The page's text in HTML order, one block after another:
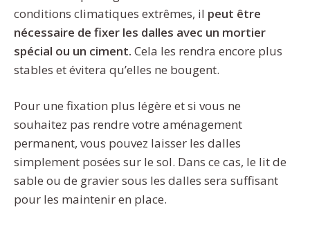
conditions climatiques extrêmes, il peut être
nécessaire de fixer les dalles avec un mortier
spécial ou un ciment. Cela les rendra encore plus
stables et évitera qu’elles ne bougent.
Pour une fixation plus légère et si vous ne
souhaitez pas rendre votre aménagement
permanent, vous pouvez laisser les dalles
simplement posées sur le sol. Dans ce cas, le lit de
sable ou de gravier sous les dalles sera suffisant
pour les maintenir en place.